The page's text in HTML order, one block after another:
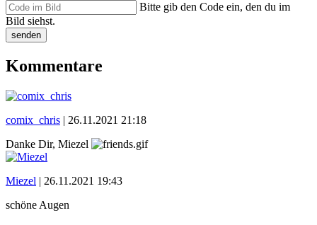
Bitte gib den Code ein, den du im
Bild siehst.
senden
Kommentare
comix_chris | 26.11.2021 21:18
Danke Dir, Miezel
Miezel | 26.11.2021 19:43
schöne Augen